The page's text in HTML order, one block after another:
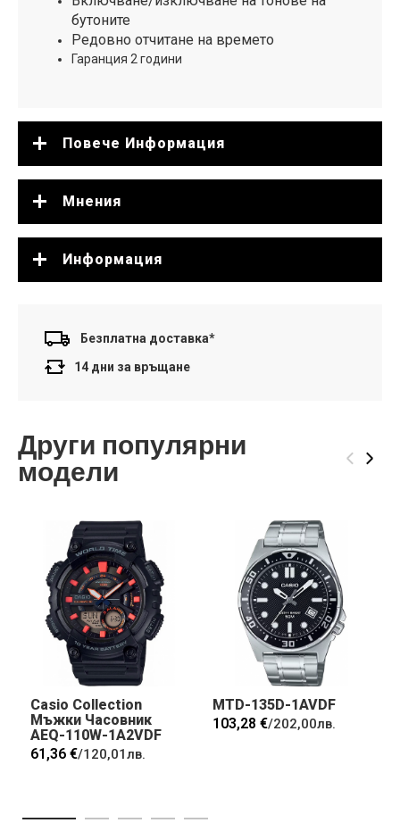
бутоните
Редовно отчитане на времето
Гаранция 2 години
Повече Информация
Мнения
Информация
Безплатна доставка*
14 дни за връщане
Други популярни
модели ‹ ›
Casio Collection
Мъжки Часовник
AEQ-110W-1A2VDF
61,36 €/120,01лв.
MTD-135D-1AVDF
103,28 €/202,00лв.